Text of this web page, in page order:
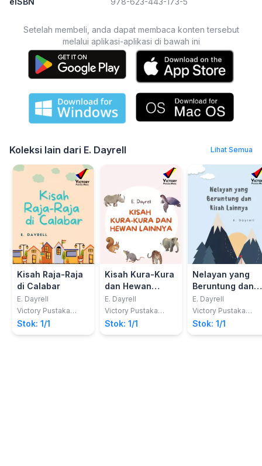
Setelah membeli, anda dapat membaca konten tersebut
melalui aplikasi-aplikasi di bawah ini
Koleksi lain dari E. Dayrell Lihat Semua
Kisah Raja-Raja
di Calabar
E. Dayrell
Victory Pustaka
Media
Stok: 1/1
Kisah Kura-Kura
dan Hewan
Lainnya
E. Dayrell
Victory Pustaka
Media
Stok: 1/1
Nelayan yang
Beruntung dan
Kisah Lainnya
E. Dayrell
Victory Pustaka
Media
Stok: 1/1